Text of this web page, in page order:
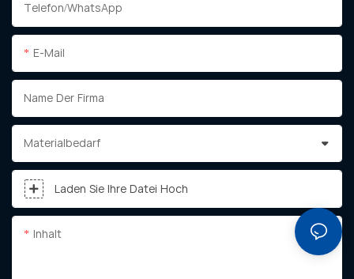
Telefon/WhatsApp
E-Mail
Name Der Firma
Materialbedarf
Laden Sie Ihre Datei Hoch
Inhalt